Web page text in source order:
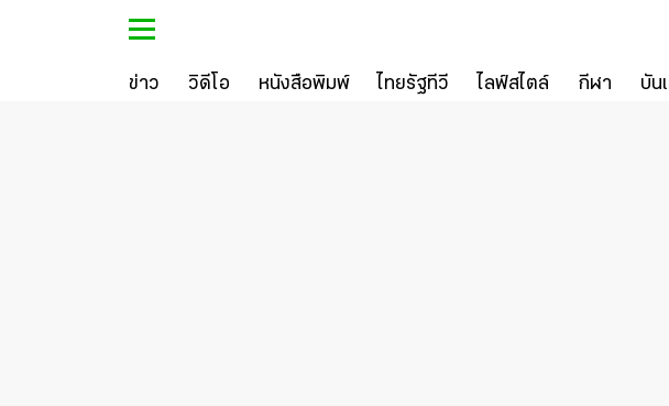
ข่าว วิดีโอ หนังสือพิมพ์ ไทยรัฐทีวี ไลฟ์สไตล์ กีฬา บัน